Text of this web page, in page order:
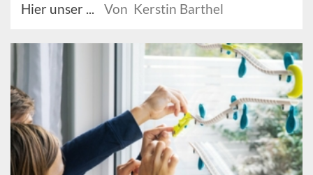
Hier unser ...
Von Kerstin Barthel